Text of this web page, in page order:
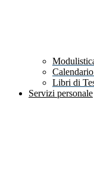
Libri di
Servizi personale